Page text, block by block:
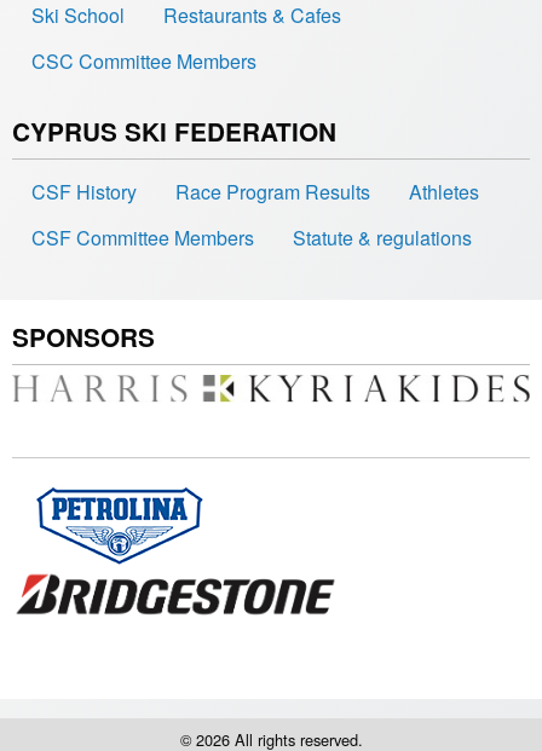
Ski School
Restaurants & Cafes
CSC Committee Members
CYPRUS SKI FEDERATION
CSF History Race Program Results
Athletes
CSF Committee Members
Statute & regulations
SPONSORS
© 2026 All rights reserved.